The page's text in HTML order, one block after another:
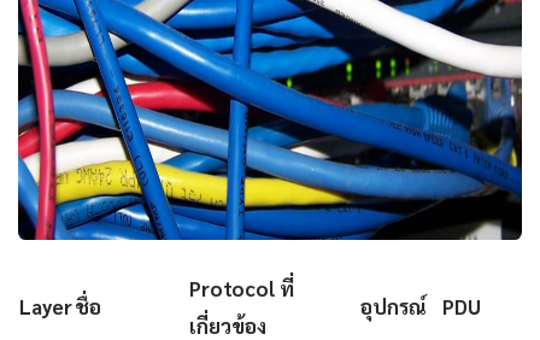
Layerชื่อ
Protocol ที่
เกี่ยวข้อง
อุปกรณ์ PDU